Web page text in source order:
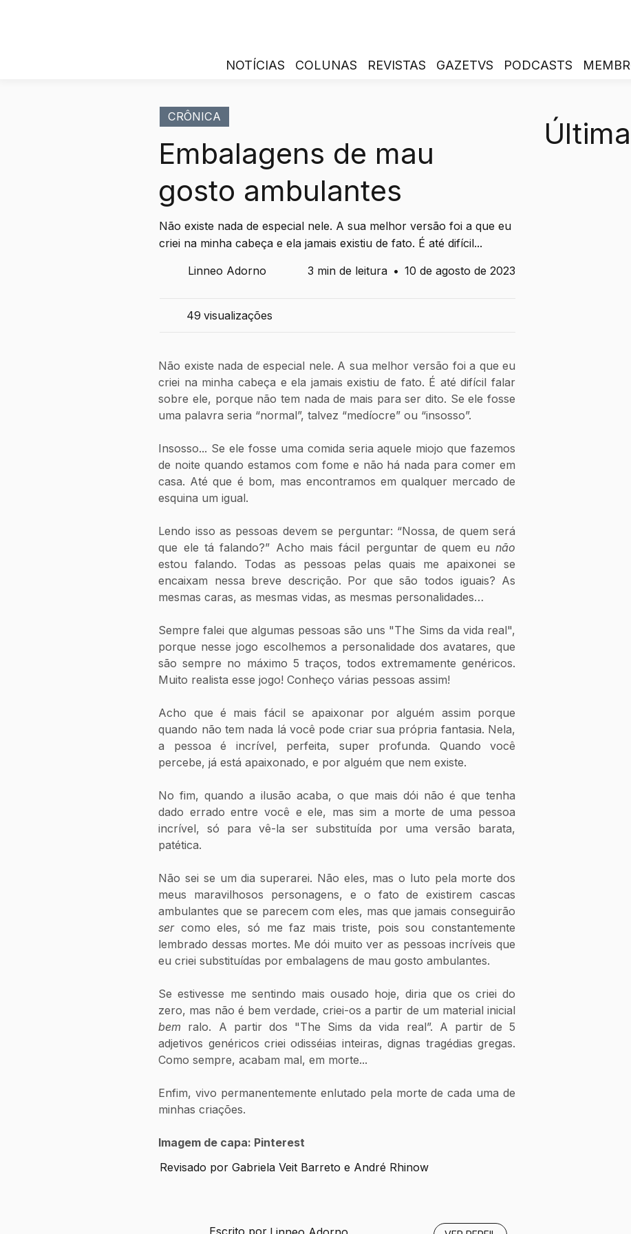
NOTÍCIAS COLUNAS REVISTAS GAZETVS PODCASTS
CRÔNICA
Embalagens de mau
gosto ambulantes
Não existe nada de especial nele. A sua melhor versão foi a que eu
criei na minha cabeça e ela jamais existiu de fato. É até difícil...
Linneo Adorno
3 min de leitura • 10 de agosto de 2023
49 visualizações
Não existe nada de especial nele. A sua melhor versão foi a que eu
criei na minha cabeça e ela jamais existiu de fato. É até difícil falar
sobre ele, porque não tem nada de mais para ser dito. Se ele fosse
uma palavra seria “normal”, talvez “medíocre” ou “insosso”.
Insosso... Se ele fosse uma comida seria aquele miojo que fazemos
de noite quando estamos com fome e não há nada para comer em
casa. Até que é bom, mas encontramos em qualquer mercado de
esquina um igual.
Lendo isso as pessoas devem se perguntar: “Nossa, de quem será
que ele tá falando?” Acho mais fácil perguntar de quem eu não
estou falando. Todas as pessoas pelas quais me apaixonei se
encaixam nessa breve descrição. Por que são todos iguais? As
mesmas caras, as mesmas vidas, as mesmas personalidades…
Sempre falei que algumas pessoas são uns "The Sims da vida real",
porque nesse jogo escolhemos a personalidade dos avatares, que
são sempre no máximo 5 traços, todos extremamente genéricos.
Muito realista esse jogo! Conheço várias pessoas assim!
Acho que é mais fácil se apaixonar por alguém assim porque
quando não tem nada lá você pode criar sua própria fantasia. Nela,
a pessoa é incrível, perfeita, super profunda. Quando você
percebe, já está apaixonado, e por alguém que nem existe.
No fim, quando a ilusão acaba, o que mais dói não é que tenha
dado errado entre você e ele, mas sim a morte de uma pessoa
incrível, só para vê-la ser substituída por uma versão barata,
patética.
Não sei se um dia superarei. Não eles, mas o luto pela morte dos
meus maravilhosos personagens, e o fato de existirem cascas
ser como eles, só me faz mais triste, pois sou constantemente
lembrado dessas mortes. Me dói muito ver as pessoas incríveis que
eu criei substituídas por embalagens de mau gosto ambulantes.
Se estivesse me sentindo mais ousado hoje, diria que os criei do
zero, mas não é bem verdade, criei-os a partir de um material inicial
bem ralo. A partir dos "The Sims da vida real”. A partir de 5
adjetivos genéricos criei odisséias inteiras, dignas tragédias gregas.
Como sempre, acabam mal, em morte...
Enfim, vivo permanentemente enlutado pela morte de cada uma de
minhas criações.
Imagem de capa: Pinterest
Revisado por Gabriela Veit Barreto e André Rhinow